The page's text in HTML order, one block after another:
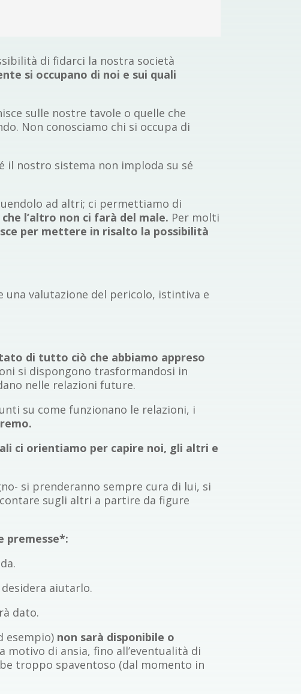
di fidarci la nostra società
si occupano di noi e sui quali
sulle nostre tavole o quelle che
Non conosciamo chi si occupa di
il nostro sistema non imploda su sé
ad altri; ci permettiamo di
l’altro non ci farà del male. Per molti
per mettere in risalto la possibilità
una valutazione del pericolo, istintiva e
di tutto ciò che abbiamo appreso
si dispongono trasformandosi in
nelle relazioni future.
su come funzionano le relazioni, i
ci orientiamo per capire noi, gli altri e
si prenderanno sempre cura di lui, si
sugli altri a partire da figure
premesse*:
aiutarlo.
dato.
esempio) non sarà disponibile o
di ansia, fino all’eventualità di
troppo spaventoso (dal momento in